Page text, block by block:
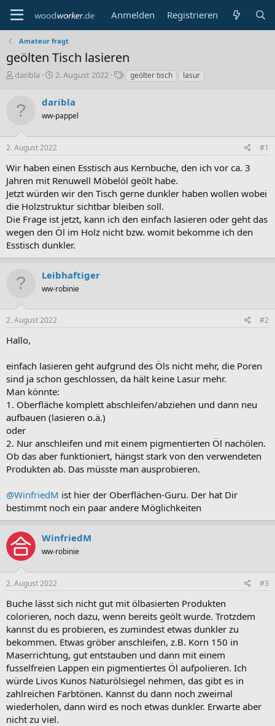
Anmelden Registrieren
Amateur fragt
geölten Tisch lasieren
E
t
l
e
r
daribla
E
t
e
l
t
a
m
2. August 2022
S
w
t
e
geölter tisch lasur
daribla
ww-pappel
2. August 2022 #1
Wir haben einen Esstisch aus Kernbuche, den ich vor ca. 3
Jahren mit Renuwell Möbelöl geölt habe.
Jetzt würden wir den Tisch gerne dunkler haben wollen wobei
die Holzstruktur sichtbar bleiben soll.
Die Frage ist jetzt, kann ich den einfach lasieren oder geht das
wegen den Öl im Holz nicht bzw. womit bekomme ich den
Esstisch dunkler.
Leibhaftiger
ww-robinie
2. August 2022 #2
Hallo,
einfach lasieren geht aufgrund des Öls nicht mehr, die Poren
sind ja schon geschlossen, da hält keine Lasur mehr.
Man könnte:
1. Oberfläche komplett abschleifen/abziehen und dann neu
aufbauen (lasieren o.ä.)
oder
2. Nur anschleifen und mit einem pigmentierten Öl nachölen.
Ob das aber funktioniert, hängst stark von den verwendeten
Produkten ab. Das müsste man ausprobieren.
@WinfriedM ist hier der Oberflächen-Guru. Der hat Dir
bestimmt noch ein paar andere Möglichkeiten
WinfriedM
ww-robinie
2. August 2022 #3
Buche lässt sich nicht gut mit ölbasierten Produkten
colorieren, noch dazu, wenn bereits geölt wurde. Trotzdem
kannst du es probieren, es zumindest etwas dunkler zu
bekommen. Etwas gröber anschleifen, z.B. Korn 150 in
Maserrichtung, gut entstauben und dann mit einem
fusselfreien Lappen ein pigmentiertes Öl aufpolieren. Ich
würde Livos Kunos Naturölsiegel nehmen, das gibt es in
zahlreichen Farbtönen. Kannst du dann noch zweimal
wiederholen, dann wird es noch etwas dunkler. Erwarte aber
nicht zu viel.